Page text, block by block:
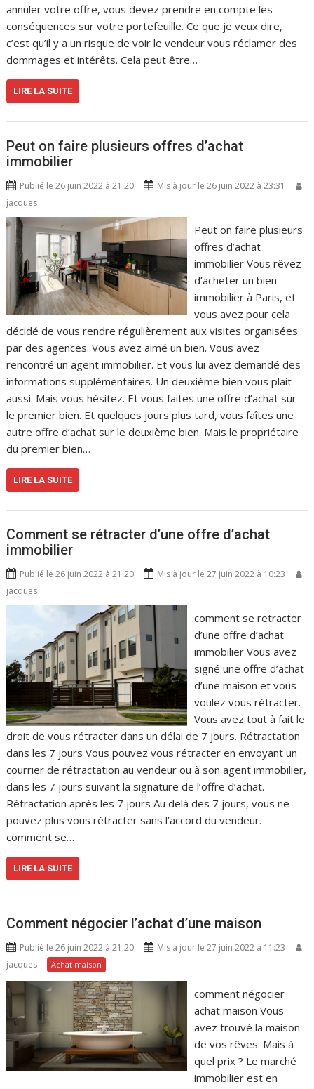
annuler votre offre, vous devez prendre en compte les
conséquences sur votre portefeuille. Ce que je veux dire,
c’est qu’il y a un risque de voir le vendeur vous réclamer des
dommages et intérêts. Cela peut être…
LIRE LA SUITE
Peut on faire plusieurs offres d’achat
immobilier
Publié le 26 juin 2022 à 21:20
Mis à jour le 26 juin 2022 à 23:31
jacques
Peut on faire plusieurs
offres d’achat
immobilier Vous rêvez
d’acheter un bien
immobilier à Paris, et
vous avez pour cela
décidé de vous rendre régulièrement aux visites organisées
par des agences. Vous avez aimé un bien. Vous avez
rencontré un agent immobilier. Et vous lui avez demandé des
informations supplémentaires. Un deuxième bien vous plait
aussi. Mais vous hésitez. Et vous faites une offre d’achat sur
le premier bien. Et quelques jours plus tard, vous faîtes une
autre offre d’achat sur le deuxième bien. Mais le propriétaire
du premier bien…
LIRE LA SUITE
Comment se rétracter d’une offre d’achat
immobilier
Publié le 26 juin 2022 à 21:20
Mis à jour le 27 juin 2022 à 10:23
jacques
comment se retracter
d’une offre d’achat
immobilier Vous avez
signé une offre d’achat
d’une maison et vous
voulez vous rétracter.
Vous avez tout à fait le
droit de vous rétracter dans un délai de 7 jours. Rétractation
dans les 7 jours Vous pouvez vous rétracter en envoyant un
courrier de rétractation au vendeur ou à son agent immobilier,
dans les 7 jours suivant la signature de l’offre d’achat.
Rétractation après les 7 jours Au delà des 7 jours, vous ne
pouvez plus vous rétracter sans l’accord du vendeur.
comment se…
LIRE LA SUITE
Comment négocier l’achat d’une maison
Publié le 26 juin 2022 à 21:20
Mis à jour le 27 juin 2022 à 11:23
jacques
Achat maison
comment négocier
achat maison Vous
avez trouvé la maison
de vos rêves. Mais à
quel prix ? Le marché
immobilier est en